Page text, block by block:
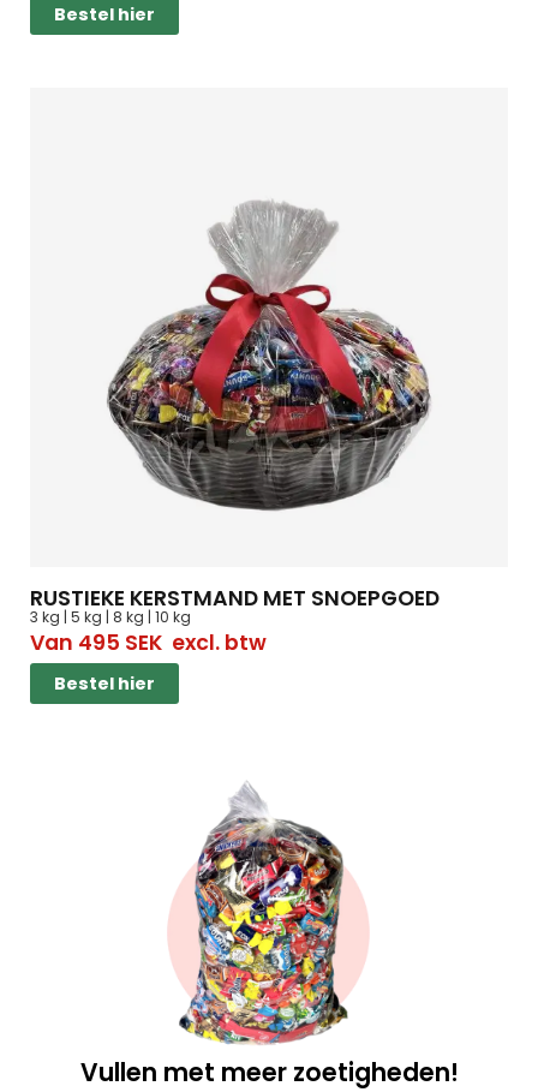
Bestel hier
RUSTIEKE KERSTMAND MET SNOEPGOED
3 kg | 5 kg | 8 kg | 10 kg
Van 495 SEKexcl. btw
Bestel hier
Vullen met meer zoetigheden!